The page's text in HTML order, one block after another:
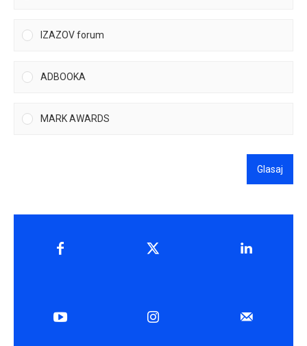
IZAZOV forum
ADBOOKA
MARK AWARDS
Glasaj